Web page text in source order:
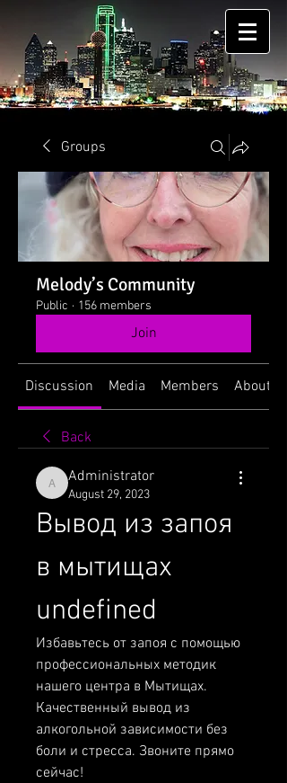
Groups
Melody’s Community
Public · 156 members
Join
Discussion Media Members About
Back
Administrator
Administrator
August 29, 2023
Вывод из запоя
в мытищах
undefined
Избавьтесь от запоя с помощью
профессиональных методик
нашего центра в Мытищах.
Качественный вывод из
алкогольной зависимости без
боли и стресса. Звоните прямо
сейчас!